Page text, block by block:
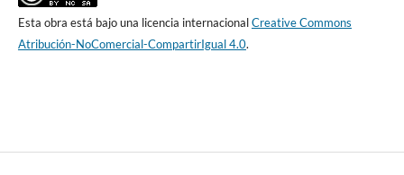
Esta obra está bajo una licencia internacionalCreative Commons
Atribución-NoComercial-CompartirIgual 4.0.